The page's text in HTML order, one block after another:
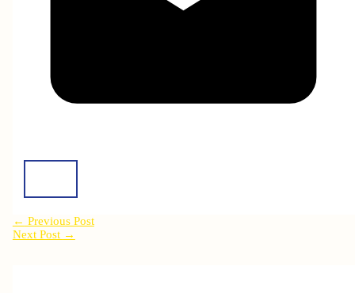
← Previous Post
Next Post →